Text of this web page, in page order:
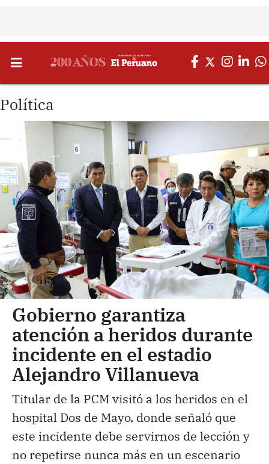
Política
Gobierno garantiza
atención a heridos durante
incidente en el estadio
Alejandro Villanueva
Titular de la PCM visitó a los heridos en el
hospital Dos de Mayo, donde señaló que
este incidente debe servirnos de lección y
no repetirse nunca más en un escenario